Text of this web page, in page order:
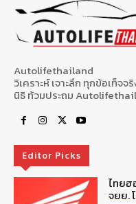
Autolifethailand
วิเคราะห์ เจาะลึก ทุกข้อเท็
นิธิ ท้วมประถม
Editor Picks
ไทยฮ
จยย.